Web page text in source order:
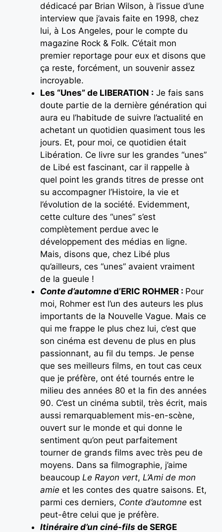
dédicacé par Brian Wilson, à l’issue d’une
interview que j’avais faite en 1998, chez
lui, à Los Angeles, pour le compte du
magazine Rock & Folk. C’était mon
premier reportage pour eux et disons que
ça reste, forcément, un souvenir assez
incroyable.
Les “Unes” de LIBERATION : Je fais sans
doute partie de la dernière génération qui
aura eu l’habitude de suivre l’actualité en
achetant un quotidien quasiment tous les
jours. Et, pour moi, ce quotidien était
Libération. Ce livre sur les grandes “unes”
de Libé est fascinant, car il rappelle à
quel point les grands titres de presse ont
su accompagner l’Histoire, la vie et
l’évolution de la société. Evidemment,
cette culture des “unes” s’est
complètement perdue avec le
développement des médias en ligne.
Mais, disons que, chez Libé plus
qu’ailleurs, ces “unes” avaient vraiment
de la gueule !
Conte d’automne d’ERIC ROHMER : Pour
moi, Rohmer est l’un des auteurs les plus
importants de la Nouvelle Vague. Mais ce
qui me frappe le plus chez lui, c’est que
son cinéma est devenu de plus en plus
passionnant, au fil du temps. Je pense
que ses meilleurs films, en tout cas ceux
que je préfère, ont été tournés entre le
milieu des années 80 et la fin des années
90. C’est un cinéma subtil, très écrit, mais
aussi remarquablement mis-en-scène,
ouvert sur le monde et qui donne le
sentiment qu’on peut parfaitement
tourner de grands films avec très peu de
moyens. Dans sa filmographie, j’aime
beaucoup Le Rayon vert, L’Ami de mon
amie et les contes des quatre saisons. Et,
parmi ces derniers, Conte d’automne est
peut-être celui que je préfère.
Itinéraire d’un ciné-fils de SERGE